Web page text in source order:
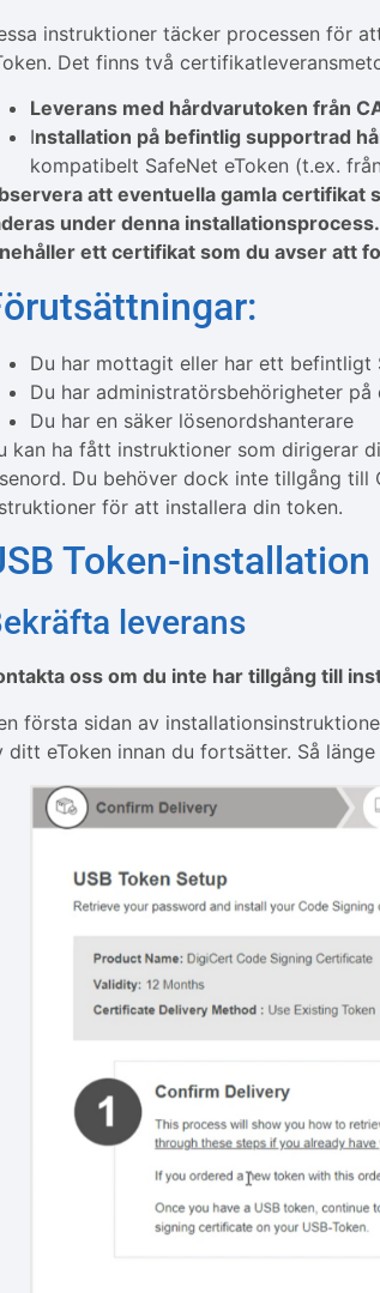
instruktioner täcker processen för
Det finns två
Leverans med hårdvarutoken från
Installation på befintlig supportrad
kompatibelt SafeNet eToken (t.ex.
att eventuella gamla certifikat
under denna
ett certifikat som du avser att
Du har mottagit eller har ett befintligt
Du har administratörsbehörigheter på
Du har en säker lösenordshanterare
kan ha fått instruktioner som dirigerar
Du behöver dock inte tillgång
för att installera din token.
Token-installation
leverans
oss om du inte har tillgång till
första sidan av
ditt eToken innan du fortsätter. Så